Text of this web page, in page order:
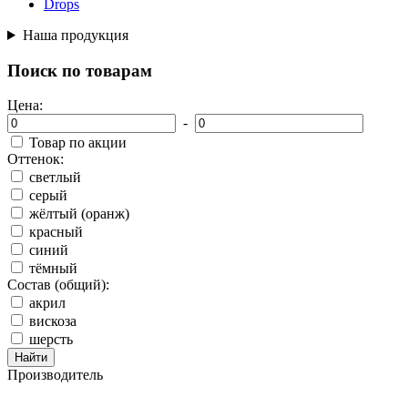
Drops
Наша продукция
Поиск по товарам
Цена:
-
Товар по акции
Оттенок:
светлый
серый
жёлтый (оранж)
красный
синий
тёмный
Состав (общий):
акрил
вискоза
шерсть
Производитель